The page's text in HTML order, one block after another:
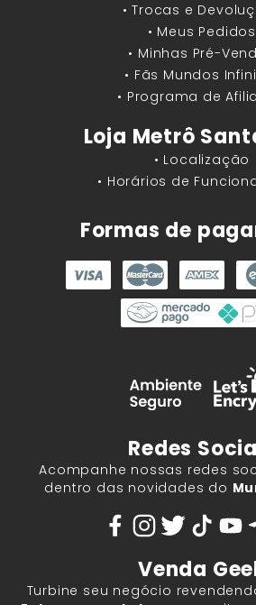
• Trocas e
• Meus Pedidos
• Minhas Pré-
• Fãs Mundos
• Programa de
Loja Metrô
• Localização
• Horários de
Formas de
Redes
Acompanhe nossas redes
dentro das novidades do
Venda
Turbine seu negócio